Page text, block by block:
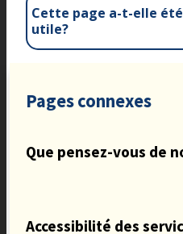
Cette page a-t-elle été
utile?
Pages connexes
Que pensez-vous de
Accessibilité des